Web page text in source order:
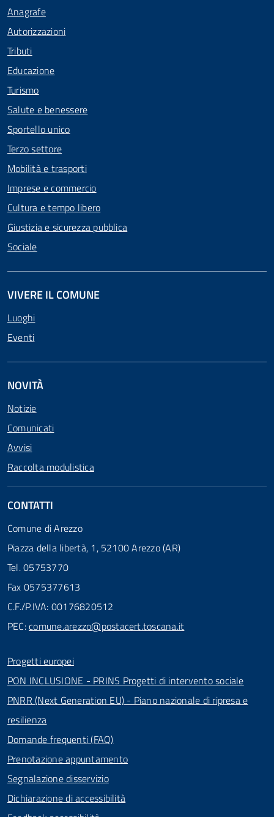
Anagrafe
Autorizzazioni
Tributi
Educazione
Turismo
Salute e benessere
Sportello unico
Terzo settore
Mobilità e trasporti
Imprese e commercio
Cultura e tempo libero
Giustizia e sicurezza pubblica
Sociale
VIVERE IL COMUNE
Luoghi
Eventi
NOVITÀ
Notizie
Comunicati
Avvisi
Raccolta modulistica
CONTATTI
Comune di Arezzo
Piazza della libertà, 1, 52100 Arezzo (AR)
Tel. 05753770
Fax 0575377613
C.F./P.IVA: 00176820512
PEC:comune.arezzo@postacert.toscana.it
Progetti europei
PON INCLUSIONE - PRINS Progetti di intervento sociale
PNRR (Next Generation EU) - Piano nazionale di ripresa e
resilienza
Domande frequenti (FAQ)
Prenotazione appuntamento
Segnalazione disservizio
Dichiarazione di accessibilità